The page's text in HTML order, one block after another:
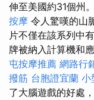
伸至美國約31個州。
按摩 令人驚嘆的山
片不僅在該系列中
牌被納入計算機和
屯按摩推薦 網路行
撥筋 台胞證宜蘭 小
了大腦遊戲的好處